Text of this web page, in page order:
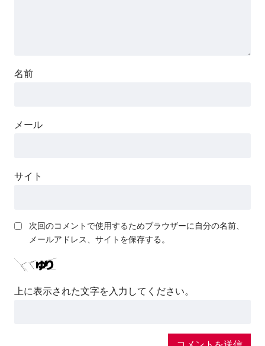
名前
メール
サイト
次回のコメントで使用するためブラウザーに自分の名前、
メールアドレス、サイトを保存する。
上に表示された文字を入力してください。